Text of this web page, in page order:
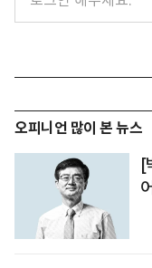
오피니언 많이 본 뉴스
[